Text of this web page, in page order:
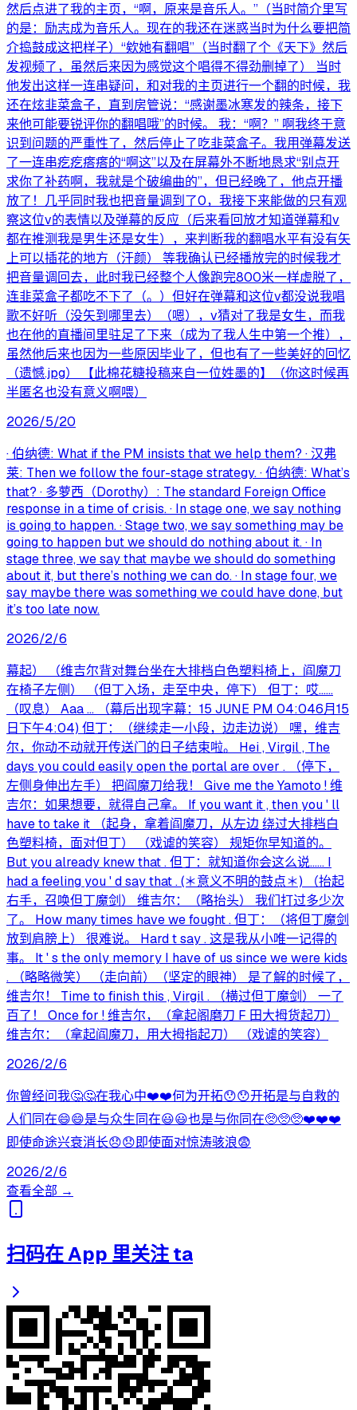
然后点进了我的主页，“啊，原来是音乐人。”（当时简介里写
的是：励志成为音乐人。现在的我还在迷惑当时为什么要把简
介捣鼓成这把样子）“欸她有翻唱”（当时翻了个《天下》然后
发视频了，虽然后来因为感觉这个唱得不得劲删掉了） 当时
他发出这样一连串疑问，和对我的主页进行一个翻的时候，我
还在炫韭菜盒子，直到房管说：“感谢墨冰寒发的辣条，接下
来他可能要锐评你的翻唱哦”的时候。 我：“啊？” 啊我终于意
识到问题的严重性了，然后停止了吃韭菜盒子。我用弹幕发送
了一连串疙疙瘩瘩的“啊这”以及在屏幕外不断地恳求“别点开
求你了补药啊，我就是个破编曲的”，但已经晚了，他点开播
放了！几乎同时我也把音量调到了0，我接下来能做的只有观
察这位v的表情以及弹幕的反应（后来看回放才知道弹幕和v
都在推测我是男生还是女生），来判断我的翻唱水平有没有矢
上可以插花的地方（汗颜） 等我确认已经播放完的时候我才
把音量调回去，此时我已经整个人像跑完800米一样虚脱了，
连韭菜盒子都吃不下了（。）但好在弹幕和这位v都没说我唱
歌不好听（没矢到哪里去）（嗯），v猜对了我是女生，而我
也在他的直播间里驻足了下来（成为了我人生中第一个推），
虽然他后来也因为一些原因毕业了，但也有了一些美好的回忆
（遗憾.jpg） 【此棉花糖投稿来自一位姓墨的】（你这时候再
半匿名也没有意义啊喂）
2026/5/20
· 伯纳德: What if the PM insists that we help them? · 汉弗
莱: Then we follow the four-stage strategy. · 伯纳德: What’s
that? · 多萝西（Dorothy）: The standard Foreign Office
response in a time of crisis. · In stage one, we say nothing
is going to happen. · Stage two, we say something may be
going to happen but we should do nothing about it. · In
stage three, we say that maybe we should do something
about it, but there’s nothing we can do. · In stage four, we
say maybe there was something we could have done, but
it’s too late now.
2026/2/6
幕起） （维吉尔背对舞台坐在大排档白色塑料椅上，阎魔刀
在椅子左侧） （但丁入场，走至中央，停下） 但丁：哎……
（叹息） Aaa ... （幕后出现字幕：15 JUNE PM 04:046月15
日下午4:04) 但丁：（继续走一小段，边走边说） 嘿，维吉
尔，你动不动就开传送门的日子结束啦。 Hei , Virgil , The
days you could easily open the portal are over . （停下，
左侧身伸出左手） 把阎魔刀给我！ Give me the Yamoto ! 维
吉尔：如果想要，就得自己拿。 If you want it , then you ' ll
have to take it （起身，拿着阎魔刀，从左边 绕过大排档白
色塑料椅，面对但丁） （戏谑的笑容） 规矩你早知道的。
But you already knew that . 但丁：就知道你会这么说…… I
had a feeling you ' d say that . (＊意义不明的鼓点＊) （抬起
右手，召唤但丁魔剑） 维吉尔：（略抬头） 我们打过多少次
了。 How many times have we fought . 但丁：（将但丁魔剑
放到肩膀上） 很难说。 Hard t say . 这是我从小唯一记得的
事。 It ' s the only memory I have of us since we were kids
. （略略微笑） （走向前）（坚定的眼神） 是了解的时候了，
维吉尔！ Time to finish this , Virgil . （横过但丁魔剑） 一了
百了！ Once for ! 维吉尔，（拿起阁磨刀 F 田大拇货起刀）
维吉尔：（拿起阎魔刀，用大拇指起刀） （戏谑的笑容）
2026/2/6
你曾经问我🤔🤔在我心中❤️❤️何为开拓😯😯开拓是与自救的
人们同在😄😄是与众生同在😃😃也是与你同在🥺🥺🥺❤️❤️❤️
即使命途兴衰消长😞😞即使面对惊涛骇浪😨
2026/2/6
查看全部 →
扫码在 App 里关注 ta